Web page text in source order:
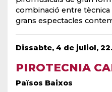
combinació entre tècnica
grans espectacles
Dissabte, 4 de juliol,
PIROTECNIA
Països Baixos